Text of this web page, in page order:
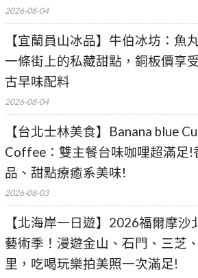
2026-08-04
【宜蘭員山冰品】牛伯冰坊：魚
一條街上的私藏甜點，銅板價享
古早味配料
2026-08-04
【台北士林美食】Banana blue
Coffee：雙主餐台味咖哩超滿足!
品、甜點療癒系美味!
2026-08-03
【北海岸一日遊】2026福爾摩沙
藝術季！漫遊金山、石門、三芝
里，吃喝玩樂拍美照一次滿足!